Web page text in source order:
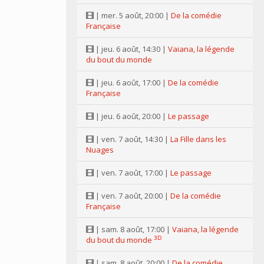
| mer. 5 août, 20:00 | De la comédie
Française
| jeu. 6 août, 14:30 | Vaiana, la légende
du bout du monde
| jeu. 6 août, 17:00 | De la comédie
Française
| jeu. 6 août, 20:00 | Le passage
| ven. 7 août, 14:30 | La Fille dans les
Nuages
| ven. 7 août, 17:00 | Le passage
| ven. 7 août, 20:00 | De la comédie
Française
| sam. 8 août, 17:00 | Vaiana, la légende
du bout du monde 3D